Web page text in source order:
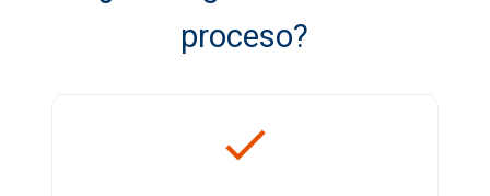
proceso?